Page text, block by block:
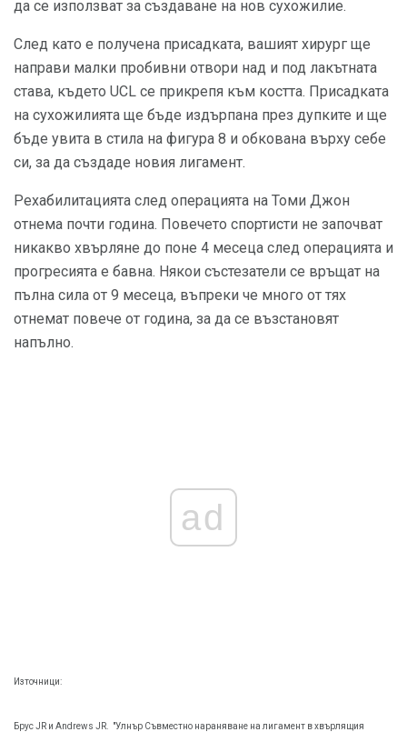
да се използват за създаване на нов сухожилие.
След като е получена присадката, вашият хирург ще
направи малки пробивни отвори над и под лакътната
става, където UCL се прикрепя към костта. Присадката
на сухожилията ще бъде издърпана през дупките и ще
бъде увита в стила на фигура 8 и обкована върху себе
си, за да създаде новия лигамент.
Рехабилитацията след операцията на Томи Джон
отнема почти година. Повечето спортисти не започват
никакво хвърляне до поне 4 месеца след операцията и
прогресията е бавна. Някои състезатели се връщат на
пълна сила от 9 месеца, въпреки че много от тях
отнемат повече от година, за да се възстановят
напълно.
ad
Източници:
Брус JR и Andrews JR. "Улнър Съвместно нараняване на лигамент в хвърлящия